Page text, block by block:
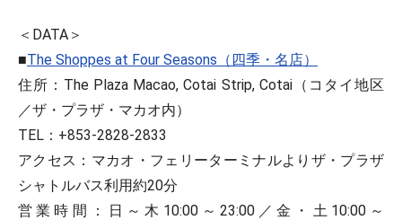
＜DATA＞
■The Shoppes at Four Seasons（四季・名店）
住所：The Plaza Macao, Cotai Strip, Cotai（コタイ地区
／ザ・プラザ・マカオ内）
TEL：+853-2828-2833
アクセス：マカオ・フェリーターミナルよりザ・プラザ
シャトルバス利用約20分
営業時間：日～木10:00～23:00／金・土10:00～